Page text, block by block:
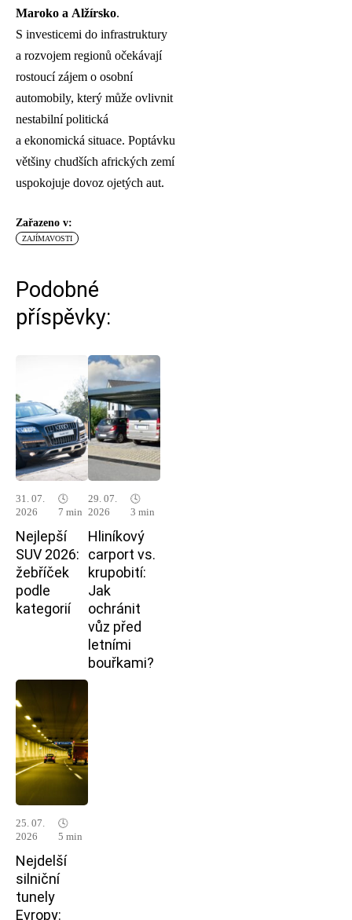
Maroko a Alžírsko.
S investicemi do infrastruktury
a rozvojem regionů očekávají
rostoucí zájem o osobní
automobily, který může ovlivnit
nestabilní politická
a ekonomická situace. Poptávku
většiny chudších afrických zemí
uspokojuje dovoz ojetých aut.
Zařazeno v:
ZAJÍMAVOSTI
Podobné
příspěvky:
31. 07.
2026
🕓
7 min
Nejlepší
SUV 2026:
žebříček
podle
kategorií
29. 07.
2026
🕓
3 min
Hliníkový
carport vs.
krupobití:
Jak
ochránit
vůz před
letními
bouřkami?
25. 07.
2026
🕓
5 min
Nejdelší
silniční
tunely
Evropy: